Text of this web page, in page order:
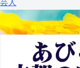
芸人